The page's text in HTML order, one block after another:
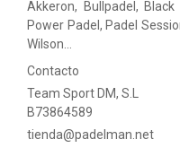
Akkeron, Bullpadel,
Power Padel, Padel
Wilson…
Contacto
Team Sport DM, S.L
B73864589
tienda@padelman.net